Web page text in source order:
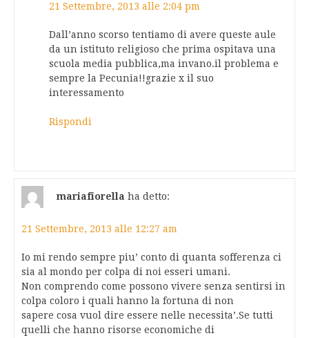
21 Settembre, 2013 alle 2:04 pm
Dall’anno scorso tentiamo di avere queste aule
da un istituto religioso che prima ospitava una
scuola media pubblica,ma invano.il problema e
sempre la Pecunia!!grazie x il suo
interessamento
Rispondi
mariafiorella ha detto:
21 Settembre, 2013 alle 12:27 am
Io mi rendo sempre piu’ conto di quanta sofferenza ci
sia al mondo per colpa di noi esseri umani.
Non comprendo come possono vivere senza sentirsi in
colpa coloro i quali hanno la fortuna di non
sapere cosa vuol dire essere nelle necessita’.Se tutti
quelli che hanno risorse economiche di